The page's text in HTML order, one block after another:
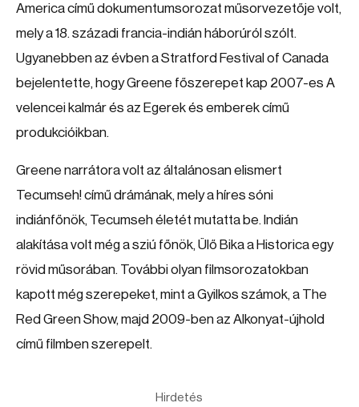
America című dokumentumsorozat műsorvezetője volt,
mely a 18. századi francia-indián háborúról szólt.
Ugyanebben az évben a Stratford Festival of Canada
bejelentette, hogy Greene főszerepet kap 2007-es A
velencei kalmár és az Egerek és emberek című
produkcióikban.
Greene narrátora volt az általánosan elismert
Tecumseh! című drámának, mely a híres sóni
indiánfőnök, Tecumseh életét mutatta be. Indián
alakítása volt még a sziú főnök, Ülő Bika a Historica egy
rövid műsorában. További olyan filmsorozatokban
kapott még szerepeket, mint a Gyilkos számok, a The
Red Green Show, majd 2009-ben az Alkonyat-újhold
című filmben szerepelt.
Hirdetés